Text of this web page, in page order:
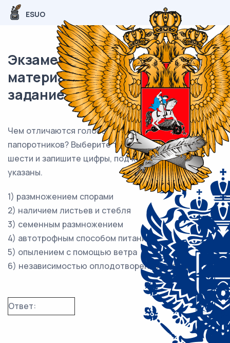
ESUO
Экзаменационный (типовой)
материал ОГЭ / Биология / 09
задание (24) / 63
Чем отличаются голосеменные растения от
папоротников? Выберите три верных ответа из
шести и запишите цифры, под которыми они
указаны.
1) размножением спорами
2) наличием листьев и стебля
3) семенным размножением
4) автотрофным способом питания
5) опылением с помощью ветра
6) независимостью оплодотворения от воды
Ответ: